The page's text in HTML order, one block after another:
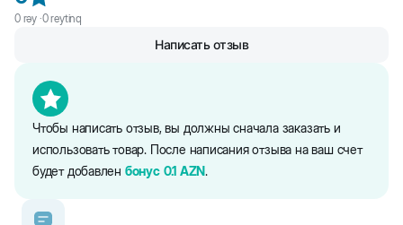
0rəy ·0reytinq
Чтобы написать отзыв, вы должны сначала заказать и
использовать товар. После написания отзыва на ваш счет
будет добавлен бонус 0.1 AZN.
Написать отзыв